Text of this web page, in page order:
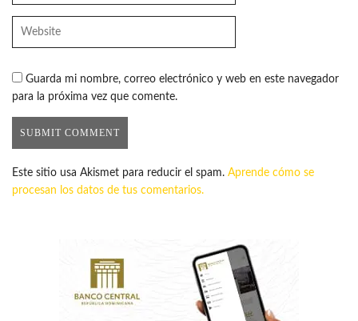
Guarda mi nombre, correo electrónico y web en este navegador
para la próxima vez que comente.
Este sitio usa Akismet para reducir el spam. Aprende cómo se
procesan los datos de tus comentarios.